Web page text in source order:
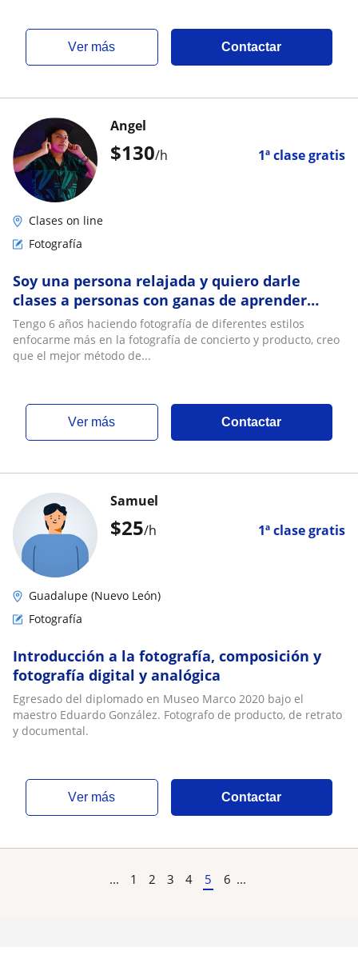
ver más Contactar
$130/h 1ª clase gratis
Angel
Clases on line
Fotografía
Soy una persona relajada y quiero darle
clases a personas con ganas de aprender
sobre la foto
Tengo 6 años haciendo fotografía de diferentes estilos
enfocarme más en la fotografía de concierto y producto, creo
que el mejor método de...
ver más Contactar
$25/h 1ª clase gratis
Samuel
Guadalupe (Nuevo León)
Fotografía
Introducción a la fotografía, composición y
fotografía digital y analógica
Egresado del diplomado en Museo Marco 2020 bajo el
maestro Eduardo González. Fotografo de producto, de retrato
y documental.
ver más Contactar
... 1 2 3 4 5 6 ...